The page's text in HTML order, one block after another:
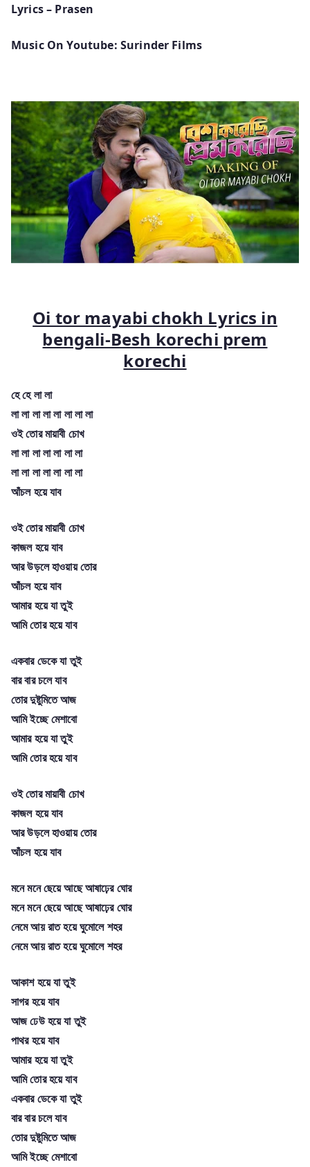
Lyrics – Prasen
Music On Youtube: Surinder Films
Oi tor mayabi chokh Lyrics in
bengali-Besh korechi prem
korechi
হে হে লা লা
লা লা লা লা লা লা লা লা
ওই তোর মায়াবী চোখ
লা লা লা লা লা লা লা
লা লা লা লা লা লা লা
আঁচল হয়ে যাব
ওই তোর মায়াবী চোখ
কাজল হয়ে যাব
আর উড়লে হাওয়ায় তোর
আঁচল হয়ে যাব
আমার হয়ে যা তুই
আমি তোর হয়ে যাব
একবার ডেকে যা তুই
বার বার চলে যাব
তোর দুষ্টুমিতে আজ
আমি ইচ্ছে মেশাবো
আমার হয়ে যা তুই
আমি তোর হয়ে যাব
ওই তোর মায়াবী চোখ
কাজল হয়ে যাব
আর উড়লে হাওয়ায় তোর
আঁচল হয়ে যাব
মনে মনে ছেয়ে আছে আষাঢ়ের ঘোর
মনে মনে ছেয়ে আছে আষাঢ়ের ঘোর
নেমে আয় রাত হয়ে ঘুমোলে শহর
নেমে আয় রাত হয়ে ঘুমোলে শহর
আকাশ হয়ে যা তুই
সাগর হয়ে যাব
আজ ঢেউ হয়ে যা তুই
পাথর হয়ে যাব
আমার হয়ে যা তুই
আমি তোর হয়ে যাব
একবার ডেকে যা তুই
বার বার চলে যাব
তোর দুষ্টুমিতে আজ
আমি ইচ্ছে মেশাবো